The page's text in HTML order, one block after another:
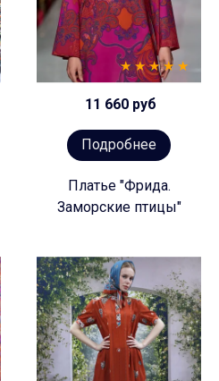
11 660 руб
Подробнее
Платье "Фрида.
Заморские птицы"